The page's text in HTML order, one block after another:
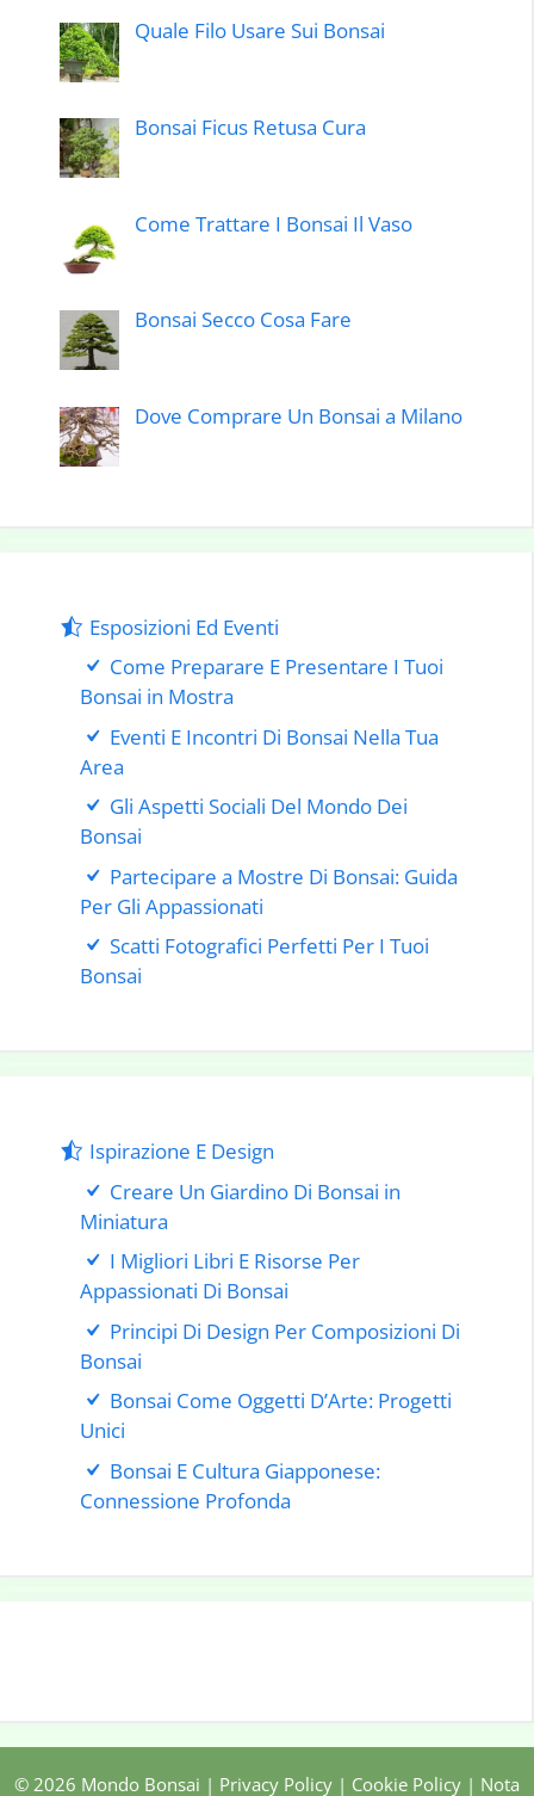
Quale Filo Usare Sui Bonsai
Bonsai Ficus Retusa Cura
Come Trattare I Bonsai Il Vaso
Bonsai Secco Cosa Fare
Dove Comprare Un Bonsai a Milano
Esposizioni Ed Eventi
Come Preparare E Presentare I Tuoi
Bonsai in Mostra
Eventi E Incontri Di Bonsai Nella Tua
Area
Gli Aspetti Sociali Del Mondo Dei
Bonsai
Partecipare a Mostre Di Bonsai: Guida
Per Gli Appassionati
Scatti Fotografici Perfetti Per I Tuoi
Bonsai
Ispirazione E Design
Creare Un Giardino Di Bonsai in
Miniatura
I Migliori Libri E Risorse Per
Appassionati Di Bonsai
Principi Di Design Per Composizioni Di
Bonsai
Bonsai Come Oggetti D’Arte: Progetti
Unici
Bonsai E Cultura Giapponese:
Connessione Profonda
© 2026 Mondo Bonsai | Privacy Policy | Cookie Policy | Nota